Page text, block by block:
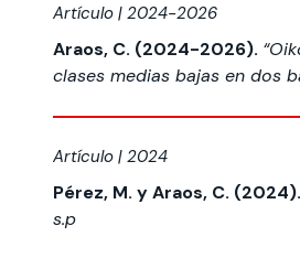
Artículo | 2024-2026
Araos, C. (2024-2026).
clases medias bajas en dos
Artículo | 2024
Pérez, M. y Araos, C. (2024).
s.p